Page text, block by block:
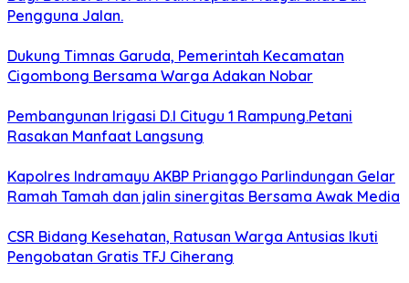
Pengguna Jalan.
Dukung Timnas Garuda, Pemerintah Kecamatan
Cigombong Bersama Warga Adakan Nobar
Pembangunan Irigasi D.I Citugu 1 Rampung.Petani
Rasakan Manfaat Langsung
Kapolres Indramayu AKBP Prianggo Parlindungan Gelar
Ramah Tamah dan jalin sinergitas Bersama Awak Media
CSR Bidang Kesehatan, Ratusan Warga Antusias Ikuti
Pengobatan Gratis TFJ Ciherang